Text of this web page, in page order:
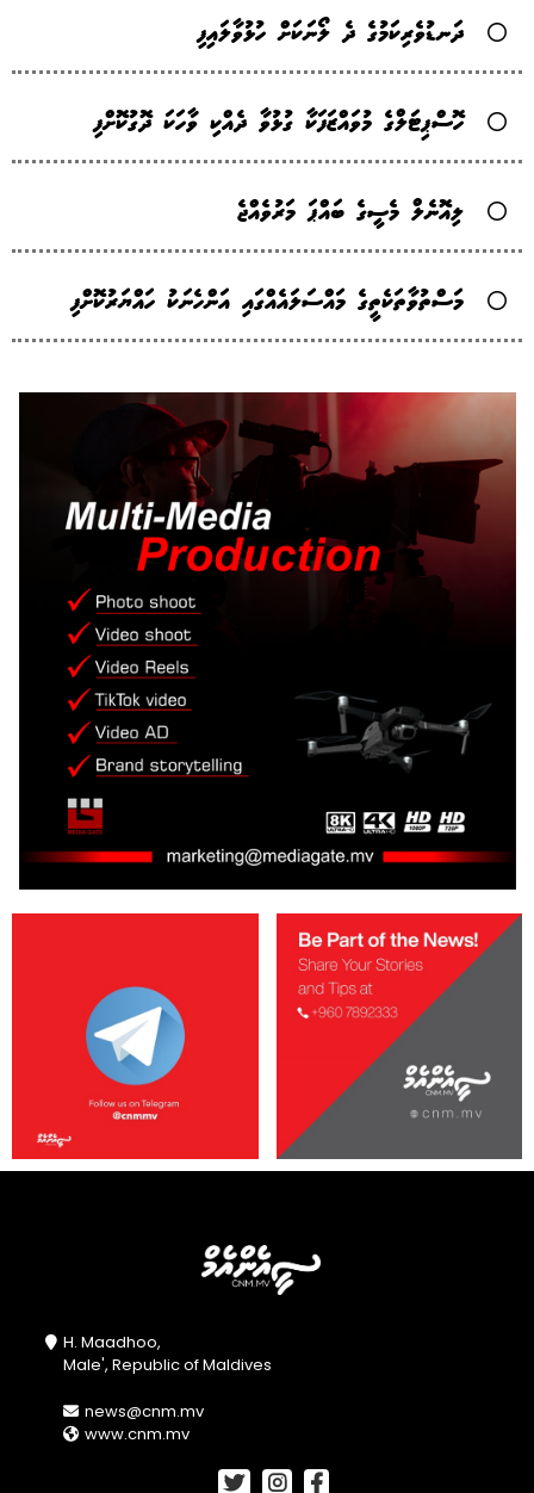
ދަނޑުވެރިކަމުގެ ދެ ލޯނަކަށް ހުޅުވާލައިފި
ހޮސްޕިޓަލްގެ މުވައްޒަފަކާ ގުޅުވާ ދެއްކި ވާހަކަ ދޮގުކޮށްފި
ލިއޮނެލް މެސީގެ ބައްޕަ މަރުވެއްޖެ
މަސްތުވާތަކެތީގެ މައްސަލައެއްގައި އަންހެނަކު ހައްޔަރުކޮށްފި
H. Maadhoo,
Male', Republic of Maldives
news@cnm.mv
www.cnm.mv